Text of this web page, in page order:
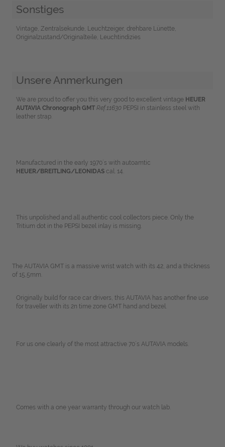
Sonstiges
Vintage, Zentralsekunde, Leuchtzeiger, drehbare Lünette,
Originalzustand/Originalteile, Leuchtindizies
Unsere Anmerkungen
We are proud to offer you this very good to excellent vintage HEUER
AUTAVIA Chronograph GMTRef.11630PEPSI in stainless steel with
leather strap.
Manufactured in the early 1970´s with autoamtic
HEUER/BREITLING/LEONIDAS cal. 14.
This unpolished and all authentic cool collectors piece. Only the
Tritium dot in the PEPSI bezel inlay is missing.
The AUTAVIA GMT is a massive wrist watch with its 42, and a thickness
of 15,5mm.
Originally build for race car drivers, this AUTAVIA has another fine use
for traveller with its 2n time zone GMT hand and bezel.
For us one clearly of the most attractive 70´s AUTAVIA models.
Comes with a one year warranty through our watch lab.